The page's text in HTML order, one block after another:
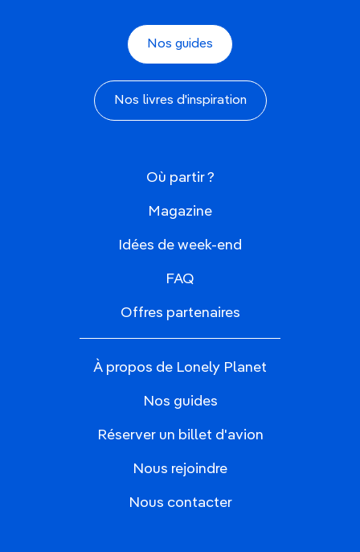
Nos guides
Nos livres d'inspiration
Où partir ?
Magazine
Idées de week-end
FAQ
Offres partenaires
À propos de Lonely Planet
Nos guides
Réserver un billet d'avion
Nous rejoindre
Nous contacter